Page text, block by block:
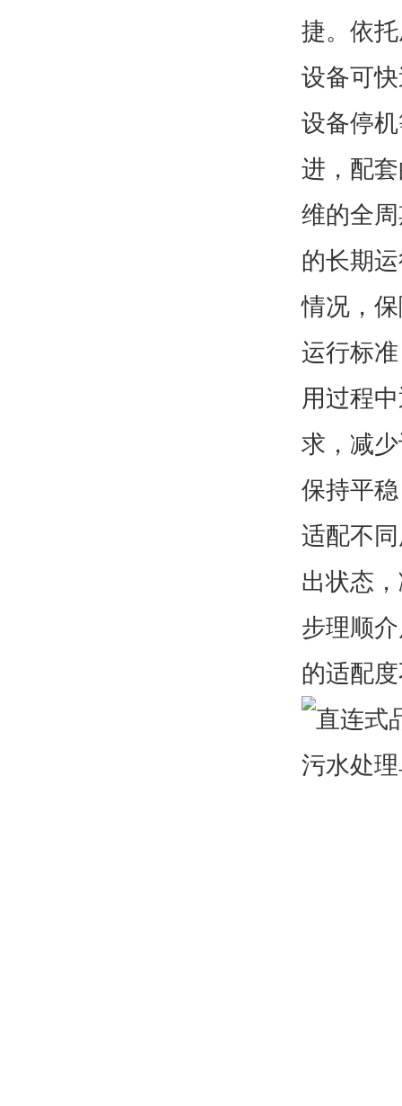
捷。依
设备可
设备停
进，配
维的全
的长期
情况，
运行标
用过程
求，减
保持平
适配不
出状态
步理顺
的适配